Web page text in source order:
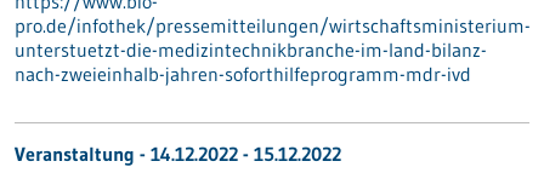
pro.de/infothek/pressemitteilungen/wirtschaftsministerium-
unterstuetzt-die-medizintechnikbranche-im-land-bilanz-
nach-zweieinhalb-jahren-soforthilfeprogramm-mdr-ivd
Veranstaltung - 14.12.2022 - 15.12.2022